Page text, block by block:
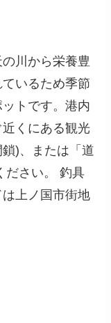
の川から栄養豊
いるため季節
トです。港内
くにある観光
)、または「道
ださい。 釣具
上ノ国市街地